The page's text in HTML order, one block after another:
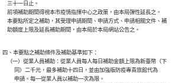
    三十一日止。
    前項補助期間得視本市疫情指揮中心之政策，由本局彈性延長之。
    本要點所定之補助，其受理申請期間、申請方式、申請相關文件、補
    助額度上限及延長補助期間，由本局於本局網站公告之。
四、本要點之補助條件及補助基準如下：
    （一）從業人員補助：從業人員每人每日補助金額上限為新臺幣（下
          同）二千元，最多補助十四日，並由加強版防疫專責旅館代為
          申請。每一從業人員以補助一次為限。